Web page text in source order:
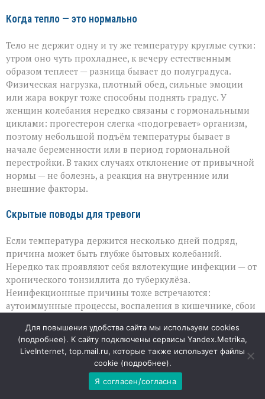
Когда тепло — это нормально
Тело не держит одну и ту же температуру круглые сутки:
утром оно чуть прохладнее, к вечеру естественным
образом теплеет — разница бывает до полуградуса.
Физическая нагрузка, плотный обед, сильные эмоции
или жара вокруг тоже способны поднять градус. У
женщин колебания нередко связаны с гормональными
циклами: прогестерон слегка «подогревает» организм,
поэтому небольшой подъём температуры бывает в
начале беременности или в период гормональной
перестройки. В таких случаях отклонение от привычной
нормы — не болезнь, а реакция на внутренние или
внешние факторы.
Скрытые поводы для тревоги
Если температура держится несколько дней подряд,
причина может быть глубже бытовых колебаний.
Нередко так проявляют себя вялотекущие инфекции — от
хронического тонзиллита до туберкулёза.
Неинфекционные причины тоже встречаются:
аутоиммунные процессы, воспаления в кишечнике, сбои
Иногда субфебрилитет становится спутником синдрома
хронической усталости или онкологических
заболеваний. Отдельно стоит помнить о лекарствах:
некоторые препараты, включая антибиотики и
гормональные средства, могут влиять на
Для повышения удобства сайта мы используем cookies
(подробнее). К сайту подключены сервисы Yandex.Metrika,
LiveInternet, top.mail.ru, которые также использует файлы
cookie (подробнее).
Я согласен/согласна